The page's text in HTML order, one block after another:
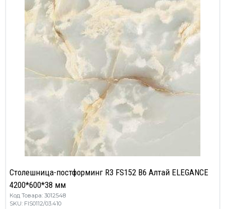
Столешница-постформинг R3 FS152 B6 Алтай ELEGANCE
4200*600*38 мм
Код Товара: 3012548
SKU: FIS0112/03.410